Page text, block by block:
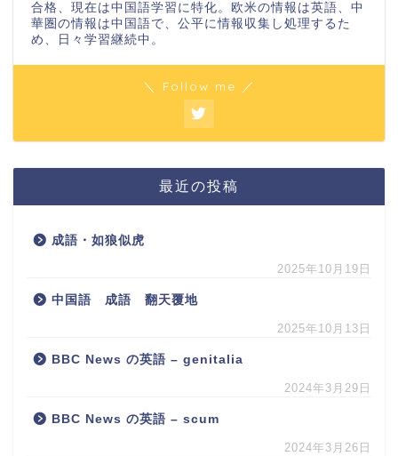
合格、現在は中国語学習に特化。欧米の情報は英語、中
華圏の情報は中国語で、公平に情報収集し処理するた
め、日々学習継続中。
＼ Follow me ／
最近の投稿
成語・如狼似虎
2025年10月19日
中国語 成語 翻天覆地
2025年10月13日
BBC News の英語 – genitalia
2024年3月29日
BBC News の英語 – scum
2024年3月26日